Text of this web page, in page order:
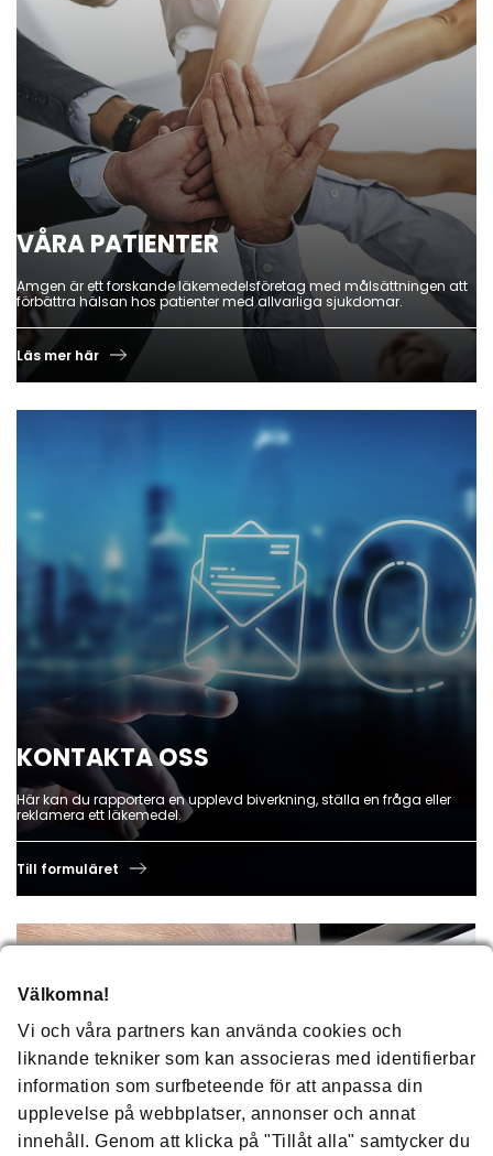
Välkomna!
Vi och våra partners kan använda cookies och
liknande tekniker som kan associeras med identifierbar
information som surfbeteende för att anpassa din
upplevelse på webbplatser, annonser och annat
innehåll. Genom att klicka på "Tillåt alla" samtycker du
VÅRA PATIENTER
Amgen är ett forskande läkemedelsföretag med målsättningen att
förbättra hälsan hos patienter med allvarliga sjukdomar.
Läs mer här
KONTAKTA OSS
Här kan du rapportera en upplevd biverkning, ställa en fråga eller
reklamera ett läkemedel.
Till formuläret